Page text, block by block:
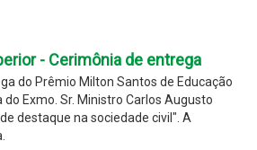
- Cerimônia de entrega
do Prêmio Milton Santos de Educação
Exmo. Sr. Ministro Carlos Augusto
destaque na sociedade civil". A